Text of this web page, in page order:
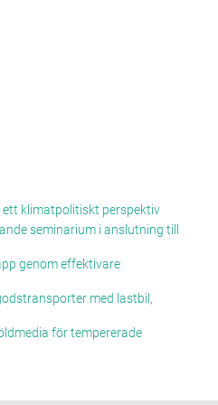
ett klimatpolitiskt perspektiv
seminarium i anslutning till
genom effektivare
med lastbil,
för tempererade